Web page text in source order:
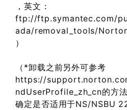
，英文：
ftp://ftp.symantec.com/
ada/removal_tools/
）
（*卸载之前另外可参考
https://
ndUserProfile_zh_cn的方
确定是否适用于NS/NSBU